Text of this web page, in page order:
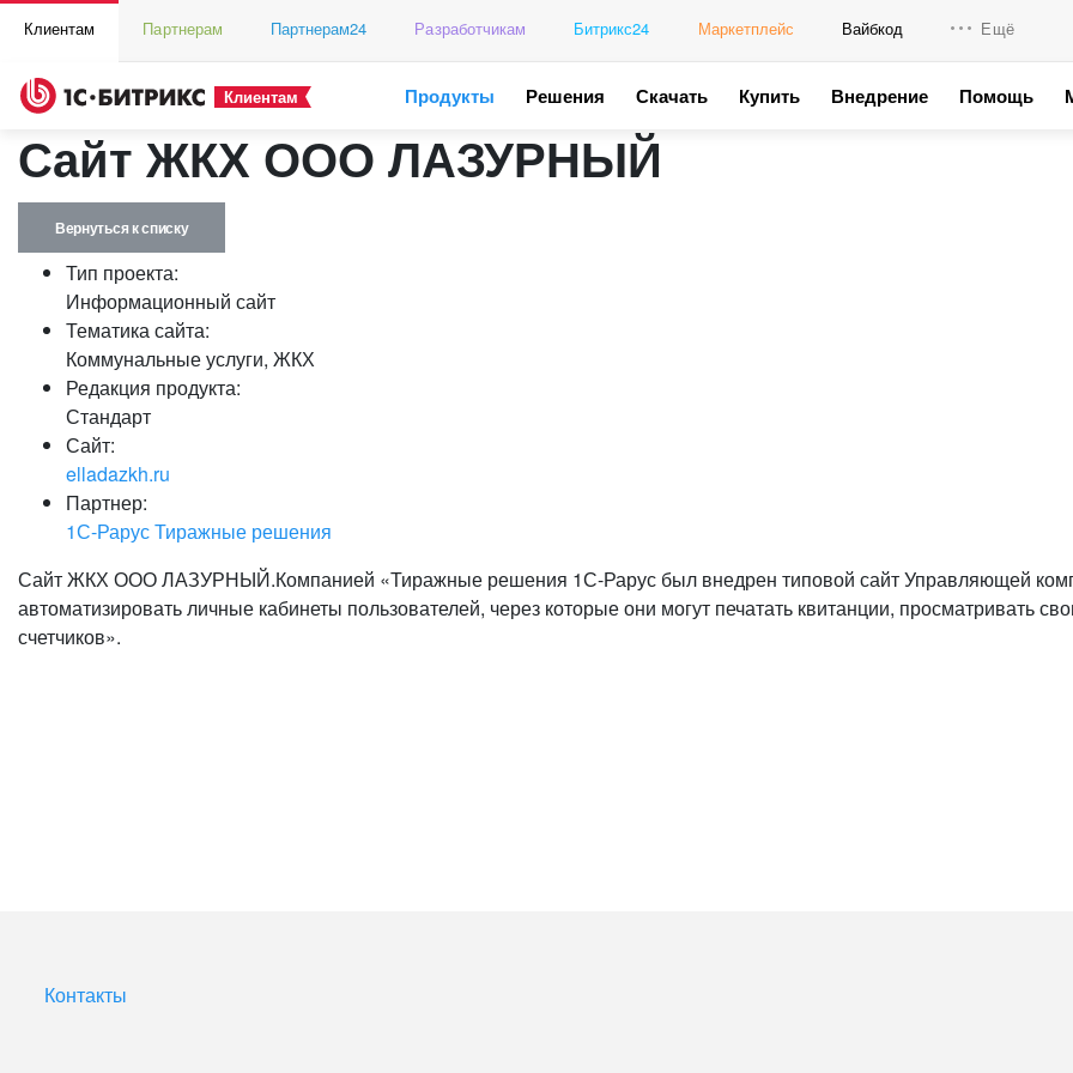
Клиентам Партнерам Партнерам24 Разработчикам Битрикс24 Маркетплейс Вайбкод Ещё
Клиентам Продукты Решения Скачать Купить Внедрение Помощь
Сайт ЖКХ ООО ЛАЗУРНЫЙ
Вернуться к списку
Тип проекта:
Информационный сайт
Тематика сайта:
Коммунальные услуги, ЖКХ
Редакция продукта:
Стандарт
Сайт:
elladazkh.ru
Партнер:
1С-Рарус Тиражные решения
Сайт ЖКХ ООО ЛАЗУРНЫЙ.Компанией «Тиражные решения 1С-Рарус был внедрен типовой сайт Управляющей
автоматизировать личные кабинеты пользователей, через которые они могут печатать квитанции, просматривать
счетчиков».
Контакты